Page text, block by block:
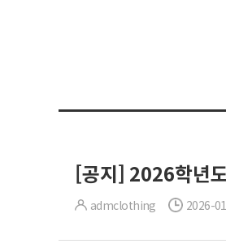
[공지] 2026학년
admclothing 2026-